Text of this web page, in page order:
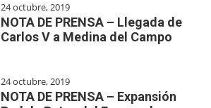
24 octubre, 2019
NOTA DE PRENSA – Llegada de
Carlos V a Medina del Campo
24 octubre, 2019
NOTA DE PRENSA – Expansión